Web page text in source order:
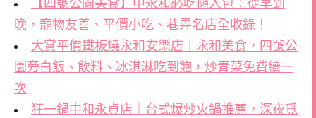
【四號公園美食】中永和必吃懶人包：從早到
晚，寵物友善、平價小吃、巷弄名店全收錄！
大賞平價鐵板燒永和安樂店｜永和美食，四號公
園旁白飯、飲料、冰淇淋吃到飽，炒青菜免費續一
次
狂一鍋中和永貞店｜台式爆炒火鍋推薦，深夜覓